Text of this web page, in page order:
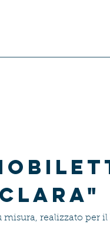
misura, realizzato per